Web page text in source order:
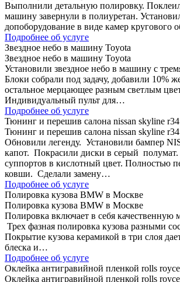
Выполнили детальную полировку.
машину завернули в полиуретан.
допоборудование в виде камер кругового
Подробнее об услуге
Звездное небо в машину Toyota
Звездное небо в машину Toyota
Установили звездное небо в машину с
Блоки собрали под задачу, добавили 10%
остальное мерцающее разным светлым
Индивидуальный пульт для…
Подробнее об услуге
Тюнинг и перешив салона nissan skyline r34
Тюнинг и перешив салона nissan skyline r34
Обновили легенду. Установили бампер
капот. Покрасили диски в серый
суппортов в кислотный цвет. Полностью
ковши. Сделали замену…
Подробнее об услуге
Полировка кузова BMW в Москве
Полировка кузова BMW в Москве
Полировка включает в себя качественную
Трех фазная полировка кузова разными
Покрытие кузова керамикой в три слоя
блеска и…
Подробнее об услуге
Оклейка антигравийной пленкой rolls royce
Оклейка антигравийной пленкой rolls royce